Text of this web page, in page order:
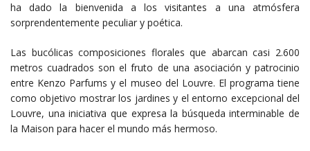
ha dado la bienvenida a los visitantes a una atmósfera
sorprendentemente peculiar y poética.
Las bucólicas composiciones florales que abarcan casi 2.600
metros cuadrados son el fruto de una asociación y patrocinio
entre Kenzo Parfums y el museo del Louvre. El programa tiene
como objetivo mostrar los jardines y el entorno excepcional del
Louvre, una iniciativa que expresa la búsqueda interminable de
la Maison para hacer el mundo más hermoso.